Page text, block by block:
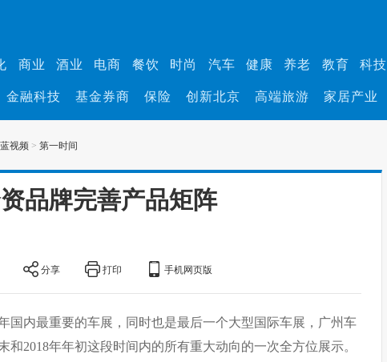
商业 酒业 电商 餐饮 时尚 汽车 健康 养老 教育 科技
金融科技 基金券商 保险 创新北京 高端旅游 家居产业
蓝视频 > 第一时间
品牌完善产品矩阵
分享 打印 手机网页版
国内最重要的车展，同时也是最后一个大型国际车展，广州车
和2018年年初这段时间内的所有重大动向的一次全方位展示。